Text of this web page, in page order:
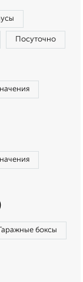
Посуточно
Гаражные боксы